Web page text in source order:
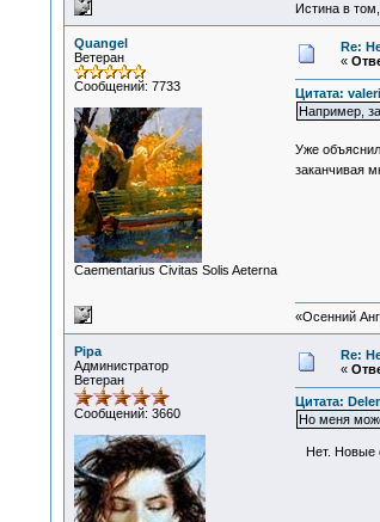
Истина в
Quangel
Ветеран
Сообщений: 7733
Сaementarius Civitas Solis Aeterna
Re:
«
Цитата:
Например,
Уже объяснил.
заканчивая
«Осенний
Pipa
Администратор
Ветеран
Сообщений: 3660
Re:
«
Цитата:
Но меня
Нет. Новые